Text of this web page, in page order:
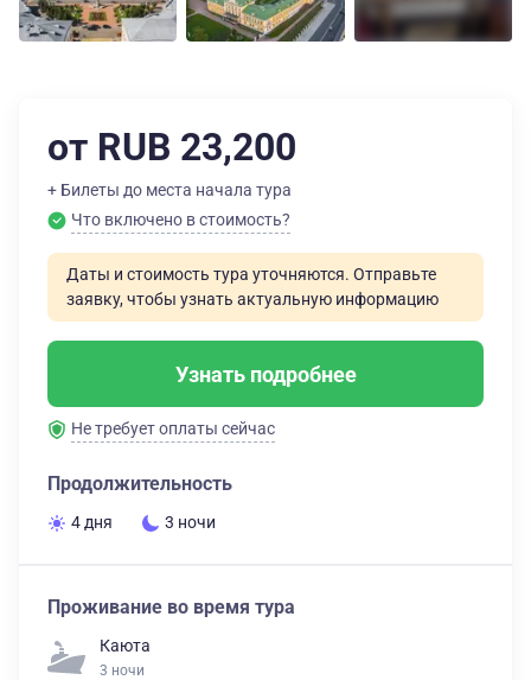
от RUB 23,200
+ Билеты до места начала тура
Что включено в стоимость?
Даты и стоимость тура уточняются. Отправьте
заявку, чтобы узнать актуальную информацию
Узнать подробнее
Не требует оплаты сейчас
Продолжительность
4 дня 3 ночи
Проживание во время тура
Каюта
3 ночи